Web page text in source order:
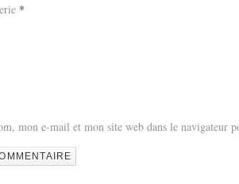
*
mon e-mail et mon site web dans le navigateur